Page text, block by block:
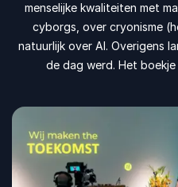
menselijke kwaliteiten met
cyborgs, over cryonisme
natuurlijk over AI. Overigens
de dag werd. Het